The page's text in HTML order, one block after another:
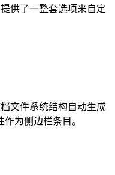
供了一整套选项来自定
文件系统结构自动生成
作为侧边栏条目。